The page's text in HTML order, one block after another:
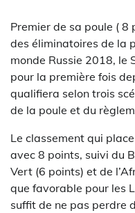
Premier de sa poule ( 8
des éliminatoires de la
monde Russie 2018, le
pour la première fois
qualifiera selon trois
de la poule et du
Le classement qui
avec 8 points, suivi du
Vert (6 points) et de
que favorable pour les
suffit de ne pas perdre